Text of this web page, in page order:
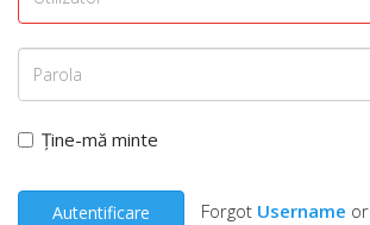
Ține-mă minte
Autentificare Forgot Username or